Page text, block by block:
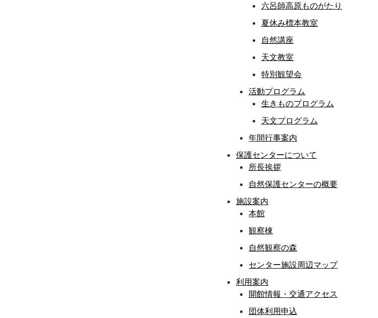
六呂師高原ものがたり
夏休み標本教室
自然講座
天文教室
特別観望会
活動プログラム
生きものプログラム
天文プログラム
年間行事案内
保護センターについて
所長挨拶
自然保護センターの概要
施設案内
本館
観察棟
自然観察の森
センター施設周辺マップ
利用案内
開館情報・交通アクセス
団体利用申込